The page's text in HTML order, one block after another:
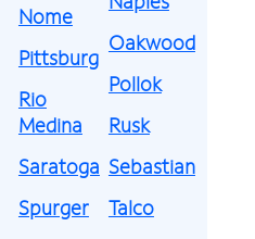
Nome
Pittsburg
Rio
Medina
Saratoga
Spurger
Oakwood
Pollok
Rusk
Sebastian
Talco